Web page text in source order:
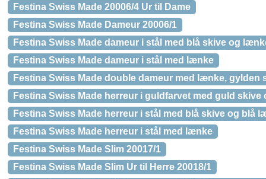
Festina Swiss Made 20006/4 Ur til Dame
Festina Swiss Made Dameur 20006/1
Festina Swiss Made dameur i stål med blå skive og
Festina Swiss Made dameur i stål med lænke
Festina Swiss Made double dameur med lænke, gylden
Festina Swiss Made herreur i guldfarvet med guld
Festina Swiss Made herreur i stål med blå skive og blå
Festina Swiss Made herreur i stål med lænke
Festina Swiss Made Slim 20017/1
Festina Swiss Made Slim Ur til Herre 20018/1